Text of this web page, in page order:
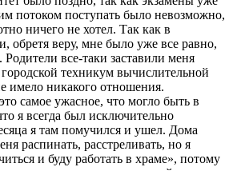
потоком поступать было невозможно,
ничего не хотел. Так как в
обретя веру, мне было уже все равно,
все-таки заставили меня
техникум вычислительной
имело никакого отношения.
самое ужасное, что могло быть в
я всегда был исключительно
я там помучился и ушел. Дома
распинать, расстреливать, но я
и буду работать в храме», потому